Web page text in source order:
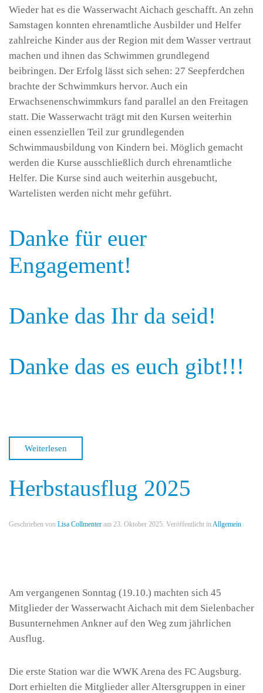
Wieder hat es die Wasserwacht Aichach geschafft. An zehn
Samstagen konnten ehrenamtliche Ausbilder und Helfer
zahlreiche Kinder aus der Region mit dem Wasser vertraut
machen und ihnen das Schwimmen grundlegend
beibringen. Der Erfolg lässt sich sehen: 27 Seepferdchen
brachte der Schwimmkurs hervor. Auch ein
Erwachsenenschwimmkurs fand parallel an den Freitagen
statt. Die Wasserwacht trägt mit den Kursen weiterhin
einen essenziellen Teil zur grundlegenden
Schwimmausbildung von Kindern bei. Möglich gemacht
werden die Kurse ausschließlich durch ehrenamtliche
Helfer. Die Kurse sind auch weiterhin ausgebucht,
Wartelisten werden nicht mehr geführt.
Danke für euer
Engagement!
Danke das Ihr da seid!
Danke das es euch gibt!!!
Weiterlesen
Herbstausflug 2025
Geschrieben von Lisa Collmenter am 23. Oktober 2025. Veröffentlicht inAllgemein.
Am vergangenen Sonntag (19.10.) machten sich 45
Mitglieder der Wasserwacht Aichach mit dem Sielenbacher
Busunternehmen Ankner auf den Weg zum jährlichen
Ausflug.
Die erste Station war die WWK Arena des FC Augsburg.
Dort erhielten die Mitglieder aller Altersgruppen in einer